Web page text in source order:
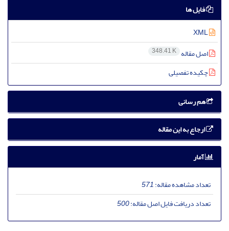
فایل ها
اصل مقاله 348.41 K
چکیده تفصیلی
هم رسانی
ارجاع به این مقاله
آمار
تعداد مشاهده مقاله:571
تعداد دریافت فایل اصل مقاله:500